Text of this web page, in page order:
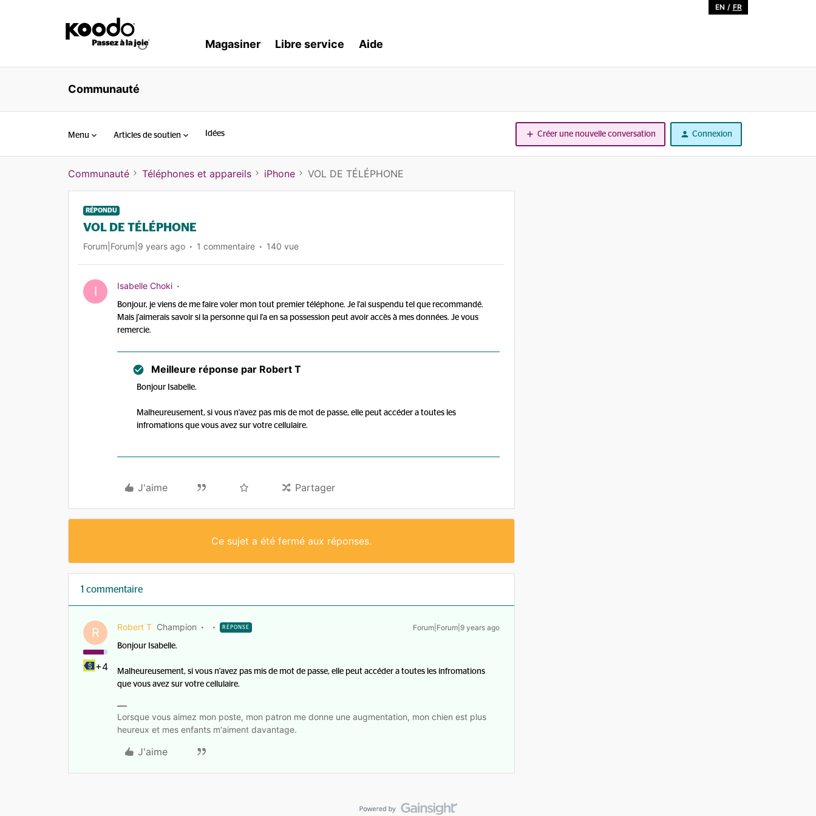
EN / FR
Magasiner Libre service Aide
Communauté
Menu Articles de soutien Idées Créer une nouvelle conversation Connexion
Communauté Téléphones et appareils iPhone VOL DE TÉLÉPHONE
RÉPONDU
VOL DE TÉLÉPHONE
Forum|Forum|9 years ago 1 commentaire 140 vue
I Isabelle Choki
Bonjour, je viens de me faire voler mon tout premier téléphone. Je l'ai suspendu tel que recommandé.
Mais j'aimerais savoir si la personne qui l'a en sa possession peut avoir accès à mes données. Je vous
remercie.
Meilleure réponse par Robert T
Bonjour Isabelle.
Malheureusement, si vous n'avez pas mis de mot de passe, elle peut accéder a toutes les
infromations que vous avez sur votre cellulaire.
J'aime Partager
Ce sujet a été fermé aux réponses.
1 commentaire
R
+4
Robert T Champion RÉPONSE Forum|Forum|9 years ago
Bonjour Isabelle.
Malheureusement, si vous n'avez pas mis de mot de passe, elle peut accéder a toutes les infromations
que vous avez sur votre cellulaire.
Lorsque vous aimez mon poste, mon patron me donne une augmentation, mon chien est plus
heureux et mes enfants m'aiment davantage.
J'aime